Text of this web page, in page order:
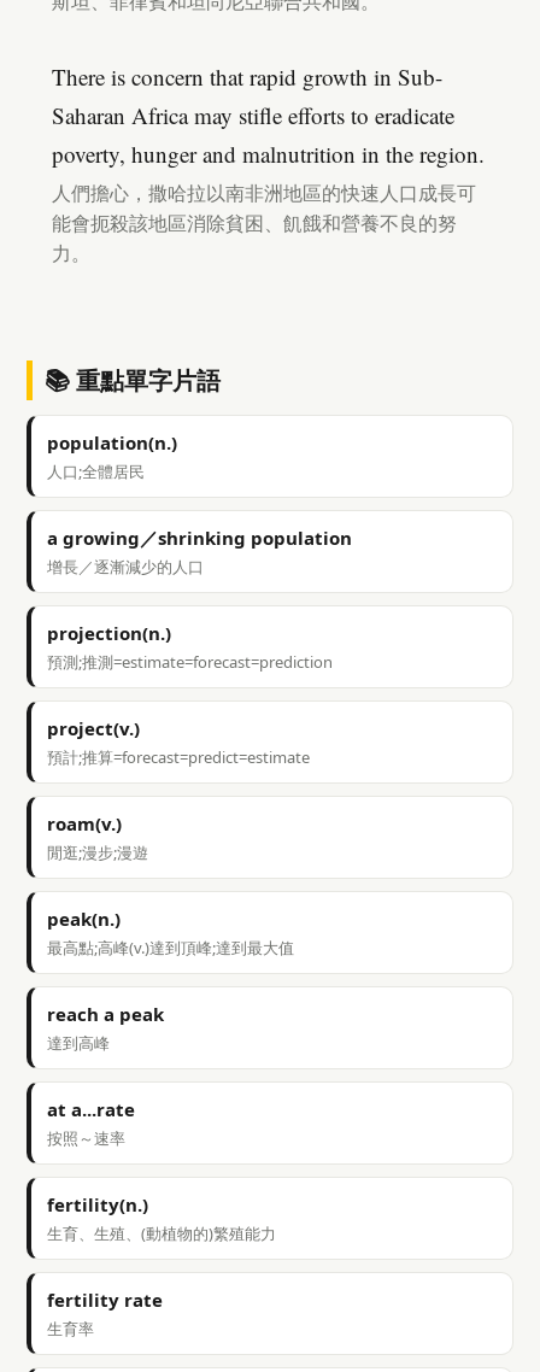
There is concern that rapid growth in Sub-
Saharan Africa may stifle efforts to eradicate
poverty, hunger and malnutrition in the region.
人們擔心，撒哈拉以南非洲地區的快速人口成長可
能會扼殺該地區消除貧困、飢餓和營養不良的努
力。
📚 重點單字片語
population(n.)
人口;全體居民
a growing／shrinking population
增長／逐漸減少的人口
projection(n.)
預測;推測=estimate=forecast=prediction
project(v.)
預計;推算=forecast=predict=estimate
roam(v.)
閒逛;漫步;漫遊
peak(n.)
最高點;高峰(v.)達到頂峰;達到最大值
reach a peak
達到高峰
at a...rate
按照～速率
fertility(n.)
生育、生殖、(動植物的)繁殖能力
fertility rate
生育率